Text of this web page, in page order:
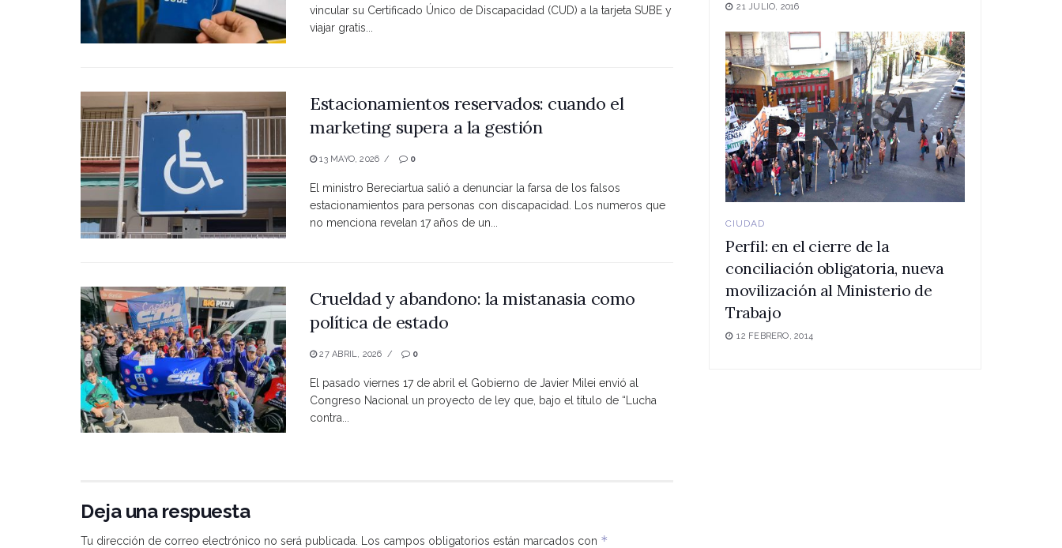
vincular su Certificado Único de Discapacidad (CUD) a la tarjeta SUBE y
viajar gratis...
Estacionamientos reservados: cuando el
marketing supera a la gestión
13 MAYO, 2026 0
El ministro Bereciartua salió a denunciar la farsa de los falsos
estacionamientos para personas con discapacidad. Los numeros que
no menciona revelan 17 años de un...
Crueldad y abandono: la mistanasia como
política de estado
27 ABRIL, 2026 0
El pasado viernes 17 de abril el Gobierno de Javier Milei envió al
Congreso Nacional un proyecto de ley que, bajo el título de “Lucha
contra...
Deja una respuesta
Tu dirección de correo electrónico no será publicada. Los campos obligatorios están marcados con *
21 JULIO, 2016
CIUDAD
Perfil: en el cierre de la
conciliación obligatoria, nueva
movilización al Ministerio de
Trabajo
12 FEBRERO, 2014